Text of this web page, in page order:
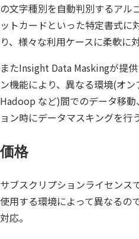
の文字種別を自動判別するアル
ットカードといった特定書式に
り、様々な利用ケースに柔軟に
またInsight Data Maskingが提
ン機能により、異なる環境(オン
Hadoop など)間でのデータ移
ョン時にデータマスキングを行
価格
サブスクリプションライセンス
使用する環境によって異なるの
対応。